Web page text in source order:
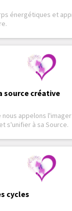
énergétiques et
source créative
appelons
s'unifier à sa Source.
cycles